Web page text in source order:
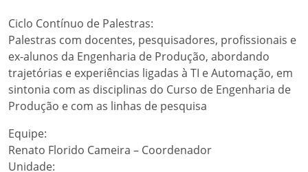
Ciclo Contínuo de Palestras:
Palestras com docentes, pesquisadores, profissionais e
ex-alunos da Engenharia de Produção, abordando
trajetórias e experiências ligadas à TI e Automação, em
sintonia com as disciplinas do Curso de Engenharia de
Produção e com as linhas de pesquisa
Equipe:
Renato Florido Cameira – Coordenador
Unidade: